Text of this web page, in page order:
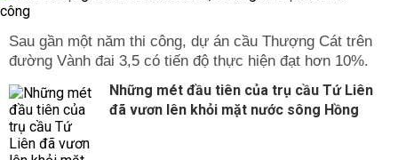
Sau gần một năm thi công, dự án cầu Thượng Cát trên
đường Vành đai 3,5 có tiến độ thực hiện đạt hơn 10%.
Những mét đầu tiên của trụ cầu Tứ Liên
đã vươn lên khỏi mặt nước sông Hồng